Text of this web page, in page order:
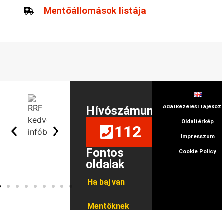
Mentőállomások listája
Hívószámunk
112
Fontos
oldalak
Ha baj van
Mentőknek
Adatkezelési
Oldaltérkép
Impresszum
Cookie Policy